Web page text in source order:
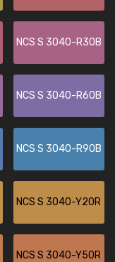
NCS S 3040-R30B
NCS S 3040-R60B
NCS S 3040-R90B
NCS S 3040-Y20R
NCS S 3040-Y50R